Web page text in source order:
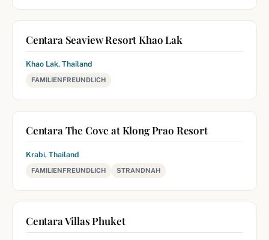
Centara Seaview Resort Khao Lak
Khao Lak, Thailand
FAMILIENFREUNDLICH
Centara The Cove at Klong Prao Resort
Krabi, Thailand
FAMILIENFREUNDLICH STRANDNAH
Centara Villas Phuket